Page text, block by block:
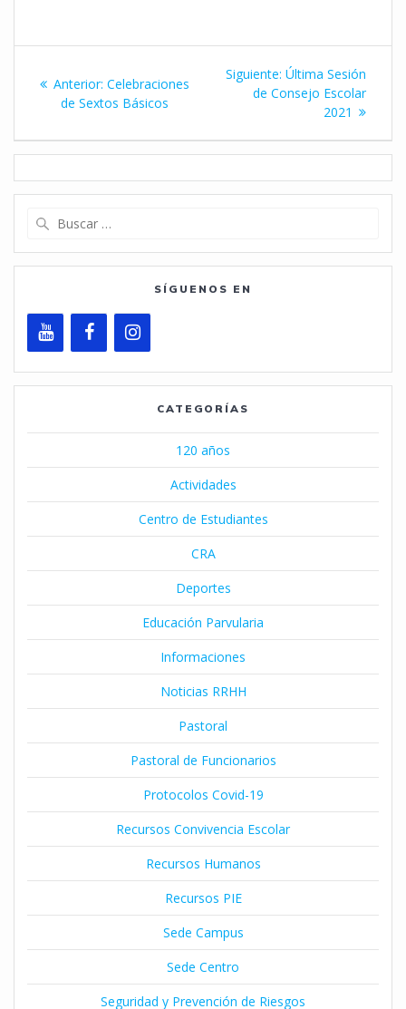
de
entradas
Anterior: Entrada
anterior:
Celebraciones
de Sextos Básicos
Siguiente: Siguiente
entrada:
Última Sesión
de Consejo Escolar
2021
SÍGUENOS EN
CATEGORÍAS
120 años
Actividades
Centro de Estudiantes
CRA
Deportes
Educación Parvularia
Informaciones
Noticias RRHH
Pastoral
Pastoral de Funcionarios
Protocolos Covid-19
Recursos Convivencia Escolar
Recursos Humanos
Recursos PIE
Sede Campus
Sede Centro
Seguridad y Prevención de Riesgos